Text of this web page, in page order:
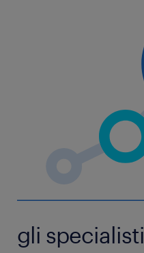
gli specialisti